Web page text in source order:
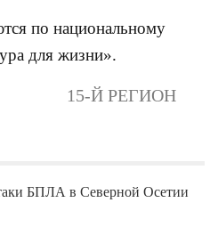
по национальному
для жизни».
15-Й РЕГИОН
БПЛА в Северной Осетии